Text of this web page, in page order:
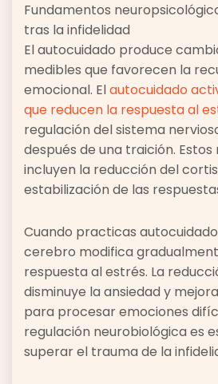
Fundamentos
tras la infidelidad
El autocuidado produce
medibles que favorecen la
emocional. Elautocuidado
que reducen la respuesta al
regulación del sistema
después de una traición.
incluyen la reducción del
estabilización de las
Cuando practicas
cerebro modifica
respuesta al estrés. La
disminuye la ansiedad y
para procesar emociones
regulación neurobiológica es
superar el trauma de la